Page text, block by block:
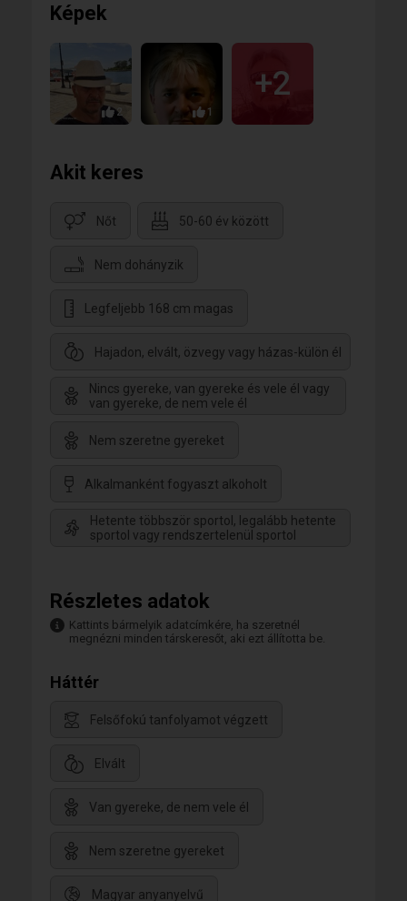
VEDD LE A KORLÁTOZÁST!!!/
Képek
2 1
+2
Akit keres
Nőt 50-60 év között
Nem dohányzik
Legfeljebb 168 cm magas
Hajadon, elvált, özvegy vagy házas-külön él
Nincs gyereke, van gyereke és vele él vagy
van gyereke, de nem vele él
Nem szeretne gyereket
Alkalmanként fogyaszt alkoholt
Hetente többször sportol, legalább hetente
sportol vagy rendszertelenül sportol
Részletes adatok
Kattints bármelyik adatcímkére, ha szeretnél
megnézni minden társkeresőt, aki ezt állította be.
Háttér
Felsőfokú tanfolyamot végzett
Elvált
Van gyereke, de nem vele él
Nem szeretne gyereket
Magyar anyanyelvű